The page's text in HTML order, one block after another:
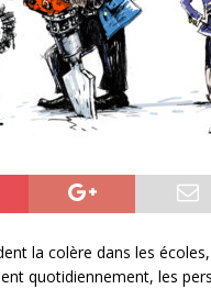
la colère dans les
quotidiennement, les